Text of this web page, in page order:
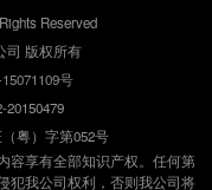
Reserved
司 版权所有
号
粤）字第052号
容享有全部知识产权。任何第
犯我公司权利，否则我公司将